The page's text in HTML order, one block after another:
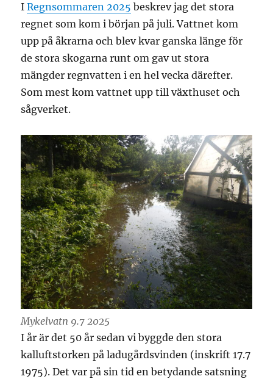
IRegnsommaren 2025 beskrev jag det stora
regnet som kom i början på juli. Vattnet kom
upp på åkrarna och blev kvar ganska länge för
de stora skogarna runt om gav ut stora
mängder regnvatten i en hel vecka därefter.
Som mest kom vattnet upp till växthuset och
sågverket.
Mykelvatn 9.7 2025
I år är det 50 år sedan vi byggde den stora
kalluftstorken på ladugårdsvinden (inskrift 17.7
1975). Det var på sin tid en betydande satsning